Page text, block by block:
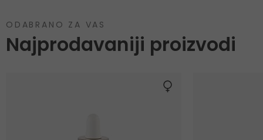
ODABRANO ZA VAS
Najprodavaniji proizvodi